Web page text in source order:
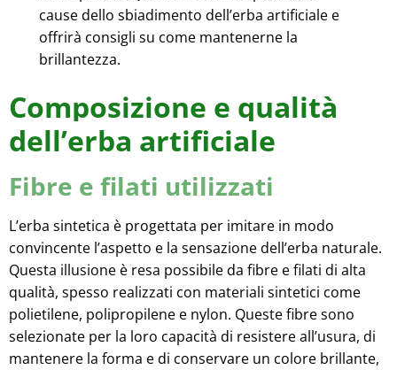
cause dello sbiadimento dell’erba artificiale e
offrirà consigli su come mantenerne la
brillantezza.
Composizione e qualità
dell’erba artificiale
Fibre e filati utilizzati
L’erba sintetica è progettata per imitare in modo
convincente l’aspetto e la sensazione dell’erba naturale.
Questa illusione è resa possibile da fibre e filati di alta
qualità, spesso realizzati con materiali sintetici come
polietilene, polipropilene e nylon. Queste fibre sono
selezionate per la loro capacità di resistere all’usura, di
mantenere la forma e di conservare un colore brillante,